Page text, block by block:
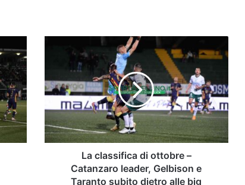
classifica
ottobre
–
Catanzaro
leader,
Gelbison
e
La classifica di ottobre –
Catanzaro leader, Gelbison e
Taranto subito dietro alle big